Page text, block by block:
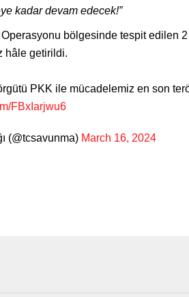
kadar devam edecek!”
Operasyonu bölgesinde tespit edilen
hâle getirildi.
PKK ile mücadelemiz en son
FBxIarjwu6
(@tcsavunma) March 16, 2024